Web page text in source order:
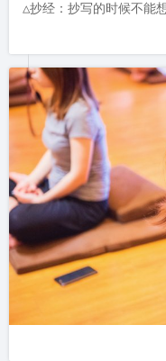
△抄经：抄写的时候不能